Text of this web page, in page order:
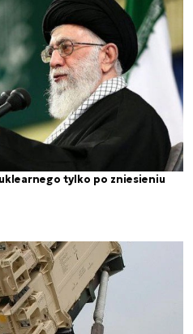
tylko po zniesieniu